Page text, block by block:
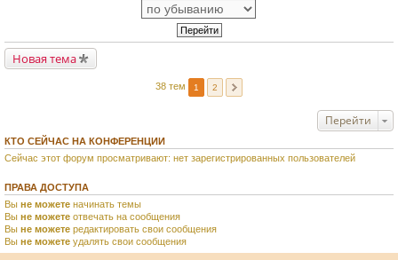
Новая тема
38 тем 1 2
Перейти
КТО СЕЙЧАС НА КОНФЕРЕНЦИИ
Сейчас этот форум просматривают: нет зарегистрированных пользователей
ПРАВА ДОСТУПА
Вы не можете начинать темы
Вы не можете отвечать на сообщения
Вы не можете редактировать свои сообщения
Вы не можете удалять свои сообщения